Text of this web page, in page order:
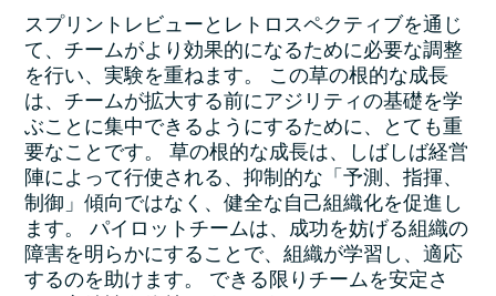
スプリントレビューとレトロスペクティブを通じ
て、チームがより効果的になるために必要な調整
を行い、実験を重ねます。 この草の根的な成長
は、チームが拡大する前にアジリティの基礎を学
ぶことに集中できるようにするために、とても重
要なことです。 草の根的な成長は、しばしば経営
陣によって行使される、抑制的な「予測、指揮、
制御」傾向ではなく、健全な自己組織化を促進し
ます。 パイロットチームは、成功を妨げる組織の
障害を明らかにすることで、組織が学習し、適応
するのを助けます。 できる限りチームを安定さ